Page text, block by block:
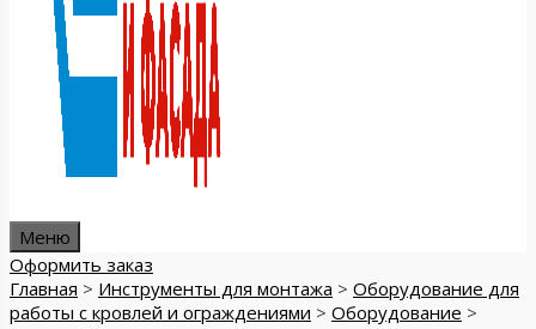
Меню
Оформить заказ
Главная > Инструменты для монтажа > Оборудование для
работы с кровлей и ограждениями > Оборудование >